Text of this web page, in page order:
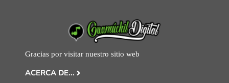
Gracias por visitar nuestro sitio web
ACERCA DE...